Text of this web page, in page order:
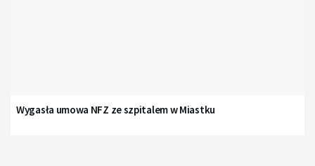
Wygasła umowa NFZ ze szpitalem w Miastku